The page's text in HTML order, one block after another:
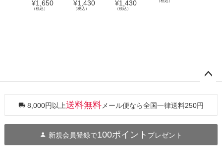
¥1,650
（税込）
¥1,430
（税込）
¥1,430
（税込）
ジト
へ
8,000円以上送料無料 メール便なら全国一律送料250円
新規会員登録で100ポイント プレゼント